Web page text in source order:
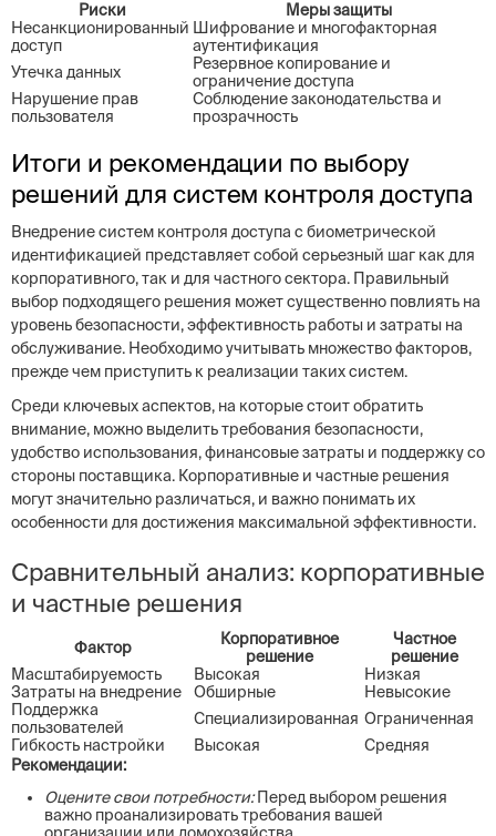
Риски
Меры защиты
Несанкционированный
доступ
Шифрование и многофакторная
аутентификация
Утечка данных
Резервное копирование и
ограничение доступа
Нарушение прав
пользователя
Соблюдение законодательства и
прозрачность
Итоги и рекомендации по выбору
решений для систем контроля доступа
Внедрение систем контроля доступа с биометрической
идентификацией представляет собой серьезный шаг как для
корпоративного, так и для частного сектора. Правильный
выбор подходящего решения может существенно повлиять на
уровень безопасности, эффективность работы и затраты на
обслуживание. Необходимо учитывать множество факторов,
прежде чем приступить к реализации таких систем.
Среди ключевых аспектов, на которые стоит обратить
внимание, можно выделить требования безопасности,
удобство использования, финансовые затраты и поддержку со
стороны поставщика. Корпоративные и частные решения
могут значительно различаться, и важно понимать их
особенности для достижения максимальной эффективности.
Сравнительный анализ: корпоративные
и частные решения
Фактор
Корпоративное
решение
Частное
решение
Масштабируемость
Высокая
Низкая
Затраты на внедрение
Обширные
Невысокие
Поддержка
пользователей
Специализированная Ограниченная
Гибкость настройки
Высокая
Средняя
Рекомендации:
Оцените свои потребности:Перед выбором решения
важно проанализировать требования вашей